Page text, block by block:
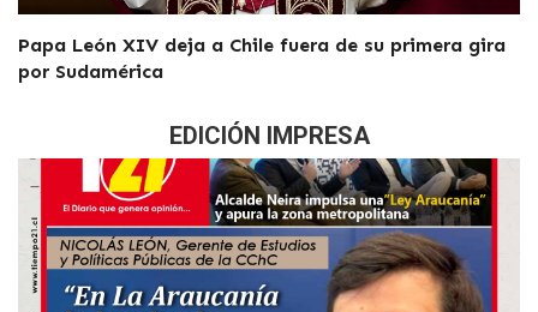
Papa León XIV deja a Chile fuera de su primera gira
por Sudamérica
EDICIÓN IMPRESA